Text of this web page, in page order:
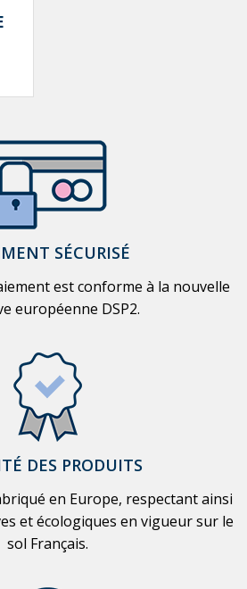
SÉCURISÉ
est conforme à la nouvelle
européenne DSP2.
DES PRODUITS
en Europe, respectant ainsi
et écologiques en vigueur sur le
sol Français.